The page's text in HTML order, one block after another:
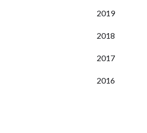
2019
2018
2017
2016